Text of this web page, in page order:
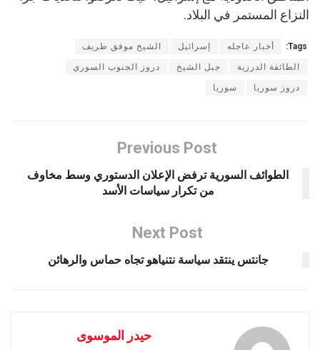
النزاع المستمر في البلاد.
Tags: أخبار عاجله إسرائيل الشيخ موفق طريف
الطائفة الدرزية جبل الشيخ دروز الجنوب السوري
دروز سوريا سوريا
Previous Post
الطوائف السورية ترفض الإعلان الدستوري وسط مخاوف
من تكرار سياسات الأسد
Next Post
جانتس ينتقد سياسة نتنياهو تجاه حماس والرهائن
حيدر الموسوى